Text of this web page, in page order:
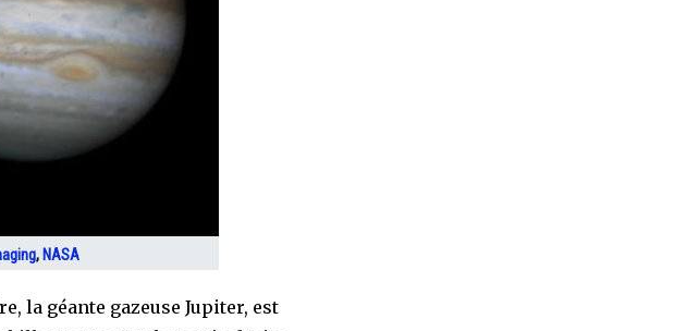
, NASA
la géante gazeuse Jupiter, est